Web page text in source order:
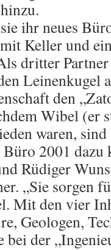
ihr neues
Keller und
dritter
Leinenkugel
den
Wibel (er
waren,
2001 dazu
Rüdiger
„Sie sorgen
Mit den vier
Geologen,
der